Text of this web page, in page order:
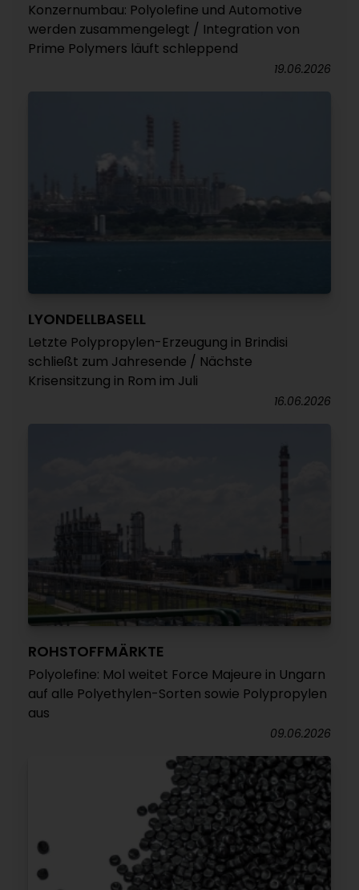
Konzernumbau: Polyolefine und Automotive
werden zusammengelegt / Integration von
Prime Polymers läuft schleppend
19.06.2026
LYONDELLBASELL
Letzte Polypropylen-Erzeugung in Brindisi
schließt zum Jahresende / Nächste
Krisensitzung in Rom im Juli
16.06.2026
ROHSTOFFMÄRKTE
Polyolefine: Mol weitet Force Majeure in Ungarn
auf alle Polyethylen-Sorten sowie Polypropylen
aus
09.06.2026